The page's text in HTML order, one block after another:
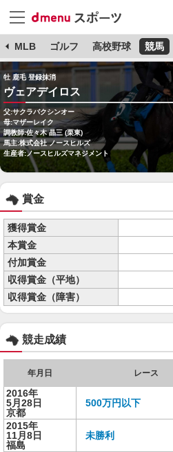
MLB ゴルフ 高校野球 競馬
牡 鹿毛 登録抹消
ヴェアデイロス
父:サクラバクシンオー
母:マザーレイク
調教師:佐々木 晶三 (栗東)
馬主:株式会社 ノースヒルズ
生産者:ノースヒルズマネジメント
賞金
獲得賞金
本賞金
付加賞金
収得賞金（平地）
収得賞金（障害）
競走成績
年月日 レース
2016年
5月28日
京都
500万円以下
2015年
11月8日
福島
未勝利